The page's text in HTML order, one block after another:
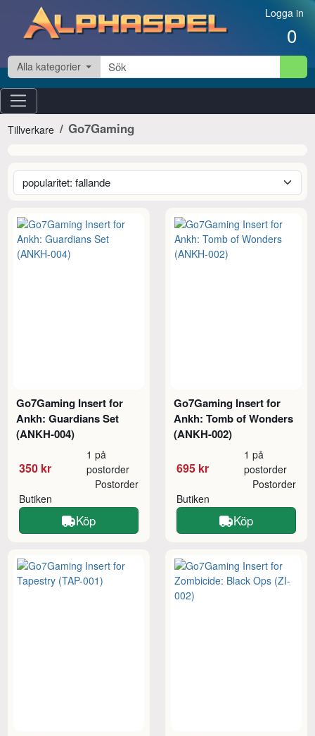
Hoppa till innehåll Logga in
0
Alla kategorier
Tillverkare Go7Gaming
Go7Gaming Insert for
Ankh: Guardians Set
(ANKH-004)
350 kr
1 på
postorder
Butiken
Postorder
Köp
Go7Gaming Insert for
Ankh: Tomb of Wonders
(ANKH-002)
695 kr
1 på
postorder
Butiken
Postorder
Köp